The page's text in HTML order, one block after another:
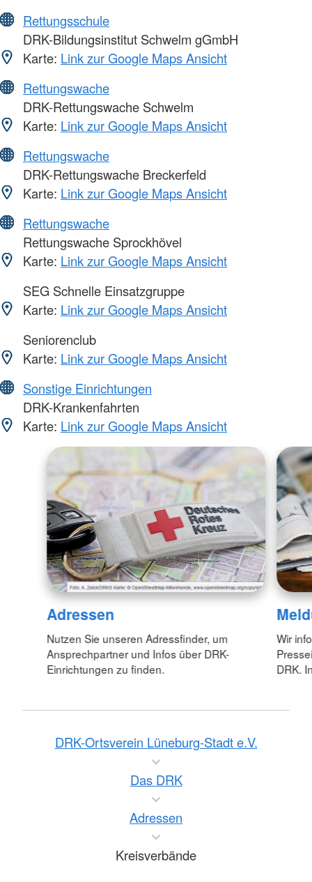
Rettungsschule
DRK-Bildungsinstitut Schwelm gGmbH
Karte: Link zur Google Maps Ansicht
Rettungswache
DRK-Rettungswache Schwelm
Karte: Link zur Google Maps Ansicht
Rettungswache
DRK-Rettungswache Breckerfeld
Karte: Link zur Google Maps Ansicht
Rettungswache
Rettungswache Sprockhövel
Karte: Link zur Google Maps Ansicht
SEG Schnelle Einsatzgruppe
Karte: Link zur Google Maps Ansicht
Seniorenclub
Karte: Link zur Google Maps Ansicht
Sonstige Einrichtungen
DRK-Krankenfahrten
Karte: Link zur Google Maps Ansicht
Adressen
Nutzen Sie unseren Adressfinder, um
Ansprechpartner und Infos über DRK-
Einrichtungen zu finden.
Wir
DRK.
DRK-Ortsverein Lüneburg-Stadt e.V.
Das DRK
Adressen
Kreisverbände